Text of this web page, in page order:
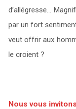
d’allégresse…
par un fort
veut offrir aux
le croient ?
Nous vous